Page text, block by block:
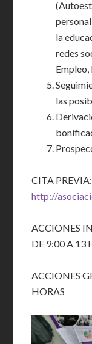
la
redes
las
CITA
http://
ACCIONES
DE 9:00 A 13
ACCIONES
HORAS